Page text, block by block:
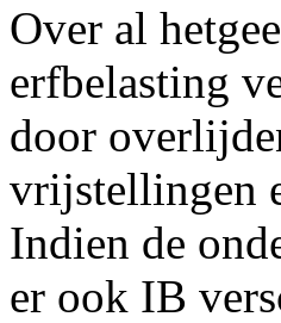
Over al
erfbelasting
door
vrijstellingen
Indien de
er ook IB